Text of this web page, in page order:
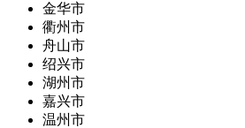
金华市
衢州市
舟山市
绍兴市
湖州市
嘉兴市
温州市